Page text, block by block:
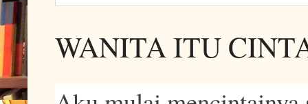
WANITA ITU